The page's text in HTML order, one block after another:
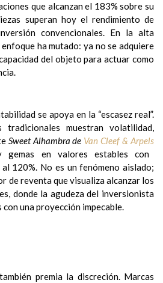
que alcanzan el 183% sobre su
superan hoy el rendimiento de
convencionales. En la alta
ha mutado: ya no se adquiere
del objeto para actuar como
se apoya en la “escasez real”.
tradicionales muestran volatilidad,
Sweet Alhambra de Van Cleef & Arpels
gemas en valores estables con
120%. No es un fenómeno aislado;
de reventa que visualiza alcanzar los
donde la agudeza del inversionista
una proyección impecable.
premia la discreción. Marcas